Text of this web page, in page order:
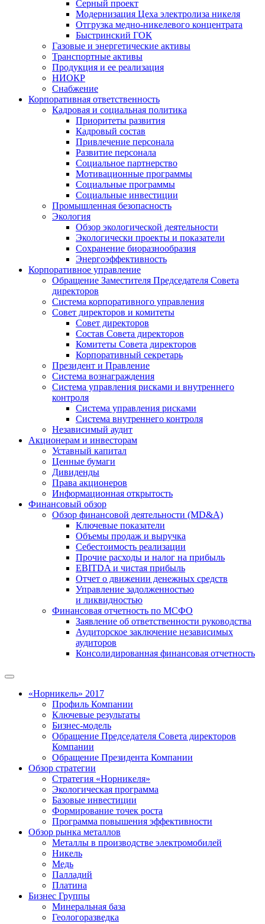
Серный проект
Модернизация Цеха электролиза никеля
Отгрузка медно-никелевого концентрата
Быстринский ГОК
Газовые и энергетические активы
Транспортные активы
Продукция и ее реализация
НИОКР
Снабжение
Корпоративная ответственность
Кадровая и социальная политика
Приоритеты развития
Кадровый состав
Привлечение персонала
Развитие персонала
Социальное партнерство
Мотивационные программы
Социальные программы
Социальные инвестиции
Промышленная безопасность
Экология
Обзор экологической деятельности
Экологически проекты и показатели
Сохранение биоразнообразия
Энергоэффективность
Корпоративное управление
Обращение Заместителя Председателя Совета
директоров
Система корпоративного управления
Совет директоров и комитеты
Совет директоров
Состав Совета директоров
Комитеты Совета директоров
Корпоративный секретарь
Президент и Правление
Система вознаграждения
Система управления рисками и внутреннего
контроля
Система управления рисками
Система внутреннего контроля
Независимый аудит
Акционерам и инвесторам
Уставный капитал
Ценные бумаги
Дивиденды
Права акционеров
Информационная открытость
Финансовый обзор
Обзор финансовой деятельности (MD&A)
Ключевые показатели
Объемы продаж и выручка
Себестоимость реализации
Прочие расходы и налог на прибыль
EBITDA и чистая прибыль
Отчет о движении денежных средств
Управление задолженностью
и ликвидностью
Финансовая отчетность по МСФО
Заявление об ответственности руководства
Аудиторское заключение независимых
аудиторов
Консолидированная финансовая отчетность
«Норникель» 2017
Профиль Компании
Ключевые результаты
Бизнес-модель
Обращение Председателя Совета директоров
Компании
Обращение Президента Компании
Обзор стратегии
Стратегия «Норникеля»
Экологическая программа
Базовые инвестиции
Формирование точек роста
Программа повышения эффективности
Обзор рынка металлов
Металлы в производстве электромобилей
Никель
Медь
Палладий
Платина
Бизнес Группы
Минеральная база
Геологоразведка